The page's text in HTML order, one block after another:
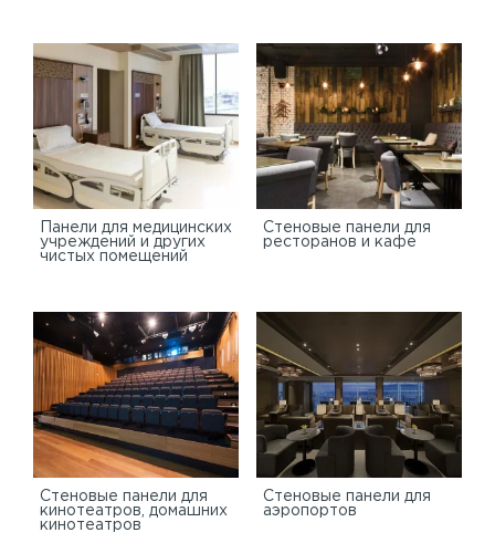
Панели для медицинских
учреждений и других
чистых помещений
Стеновые панели для
ресторанов и кафе
Стеновые панели для
кинотеатров, домашних
кинотеатров
Стеновые панели для
аэропортов